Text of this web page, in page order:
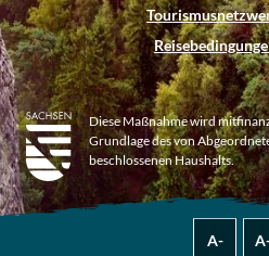
Diese Maßnahme wird
Grundlage des von
beschlossenen Haushalts.
A-